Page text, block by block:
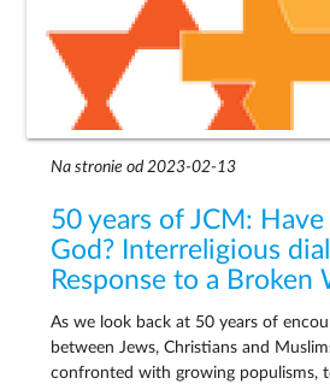
Na stronie od 2023-02-13
50 years of JCM:
God? Interreligious
Response to a Broken
As we look back at 50 years of
between Jews, Christians and
confronted with growing populisms,